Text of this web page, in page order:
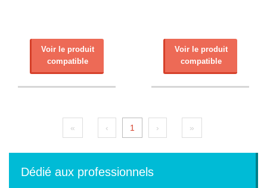
Voir le produit
compatible
Voir le produit
compatible
« ‹ 1 › »
Dédié aux professionnels